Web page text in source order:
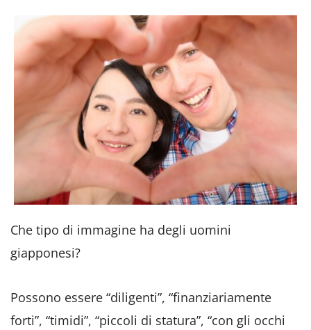
Che tipo di immagine ha degli uomini
giapponesi?
Possono essere “diligenti”, “finanziariamente
forti”, “timidi”, “piccoli di statura”, “con gli occhi